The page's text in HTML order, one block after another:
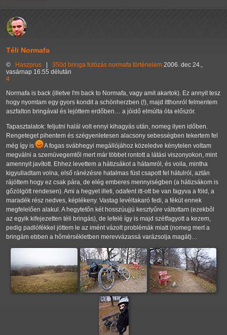
Téli Normafa
© Haszprus 350d bringa fotózás normafa történelem 2006. dec 24.,
vasárnap 16:55 délután
4
Normafa is back (illetve I'm back to Normafa, vagy amit akartok). Ez annyit tesz
hogy nyomtam egy gyors kondit a schönherzben (!), majd itthonról felmentem
aszfalton bringával és lejöttem erdőben… a jóidő elmúlta óta először.
Tapasztalatok: feljutni halál volt ennyi kihagyás után, nomeg ilyen időben.
Rengeteget pihentem és szégyenletesen alacsony sebességben tekertem fel
még így is
A fogas svábhegyi megállójához közeledve kénytelen voltam
megválni a szemüvegemtől mert már többet rontott a látási viszonyokon, mint
amennyit javított. Ehhez levettem a hátizsákot a hátamról, és voila, mintha
kigyulladtam volna, első ránézésre hatalmas füst csapott fel hátulról, aztán
rájöttem hogy ez csak pára, de elég emberes mennyiségben (a hátizsákom is
gőzölgött rendesen). Ami a hegyet illeti, odafent itt-ott be van fagyva a föld, a
maradék rész nedves, képlékeny. Vastag levéltakaró fedi, a fékút ennek
megfelelően alakul. A hegytetőn két hosszúujjú kesztyűre váltottam (ezekből
az egyik kifejezetten téli bringás), de lefelé így is majd szétfagyott a kezem,
pedig padlófékkel jöttem le az imént vázolt problémák miatt (nomeg mert a
bringám ebben a hőmérsékletben merevvázassá varázsolja magát)…